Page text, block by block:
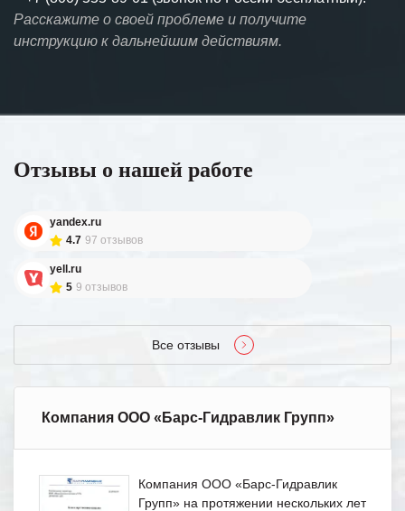
Расскажите о своей проблеме и получите
инструкцию к дальнейшим действиям.
Отзывы о нашей работе
yandex.ru
4.7 97 отзывов
yell.ru
5 9 отзывов
Все отзывы
Компания ООО «Барс-Гидравлик Групп»
Компания ООО «Барс-Гидравлик
Групп» на протяжении нескольких лет